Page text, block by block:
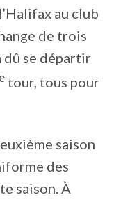
au club
de trois
dû se départir
e tour, tous pour
saison
des
saison. À